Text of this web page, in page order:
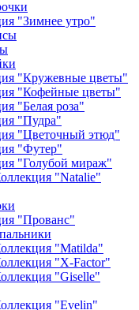
"Зимнее утро"
"Кружевные цветы"
"Кофейные цветы"
"Белая роза"
"Пудра"
"Цветочный этюд"
"Футер"
"Голубой мираж"
"Natalie"
"Прованс"
"Matilda"
"X-Factor"
"Giselle"
"Evelin"